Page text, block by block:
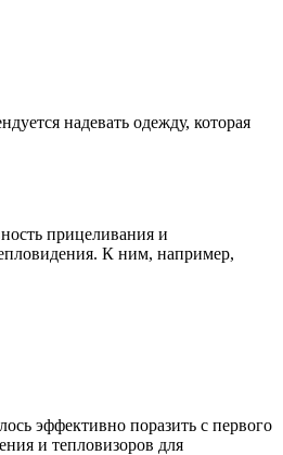
надевать одежду, которая
прицеливания и
К ним, например,
эффективно поразить с первого
и тепловизоров для